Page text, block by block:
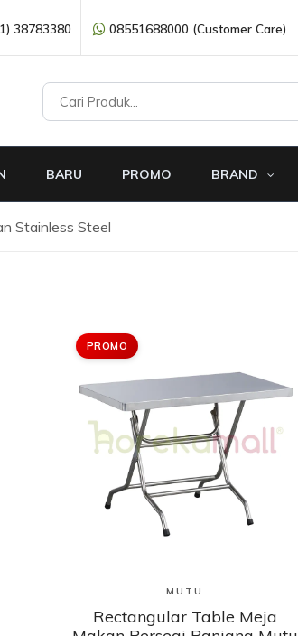
38783380 08551688000 (Customer Care)
BARU PROMO BRAND
Stainless Steel
PROMO
Lihat Produk
MUTU
Rectangular Table Meja